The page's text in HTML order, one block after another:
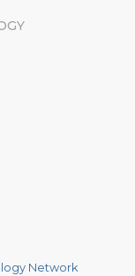
Network